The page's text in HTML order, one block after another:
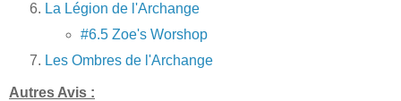
La Légion de l'Archange
#6.5 Zoe's Worshop
Les Ombres de l'Archange
Autres Avis :